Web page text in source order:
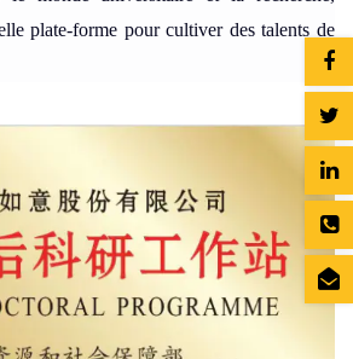
plate-forme pour cultiver des talents de